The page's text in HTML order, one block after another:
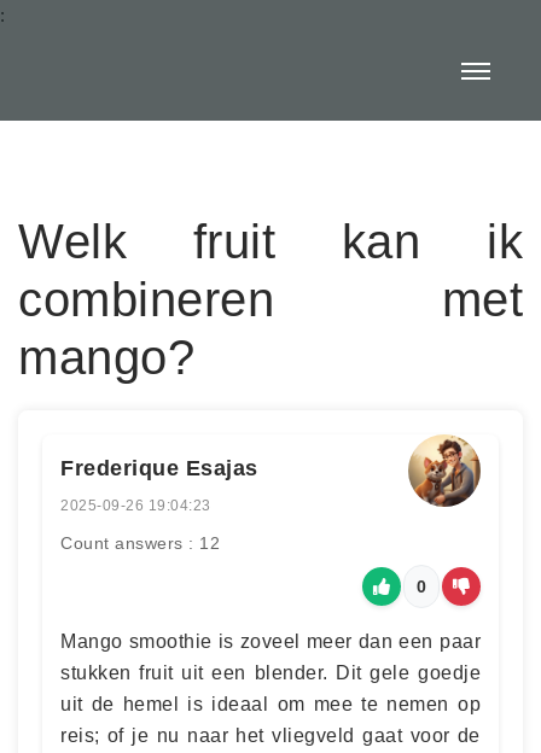
:
Welk fruit kan ik
combineren met
mango?
Frederique Esajas
2025-09-26 19:04:23
Count answers : 12
0
Mango smoothie is zoveel meer dan een paar
stukken fruit uit een blender. Dit gele goedje
uit de hemel is ideaal om mee te nemen op
reis; of je nu naar het vliegveld gaat voor de